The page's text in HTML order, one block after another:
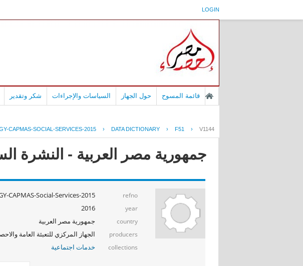
LOGIN
قائمة المسوح حول الجهاز السياسات والإجراءات شكر وتقدير
CAPMAS-SOCIAL-SERVICES-2015 › DATA DICTIONARY › F51 › V1144
جمهورية مصر العربية - النشرة
refno
CAPMAS-Social-Services-2015
year
2016
country جمهورية مصر العربية
producers الجهاز المركزي للتعبئة العامة
collections خدمات اجتماعية